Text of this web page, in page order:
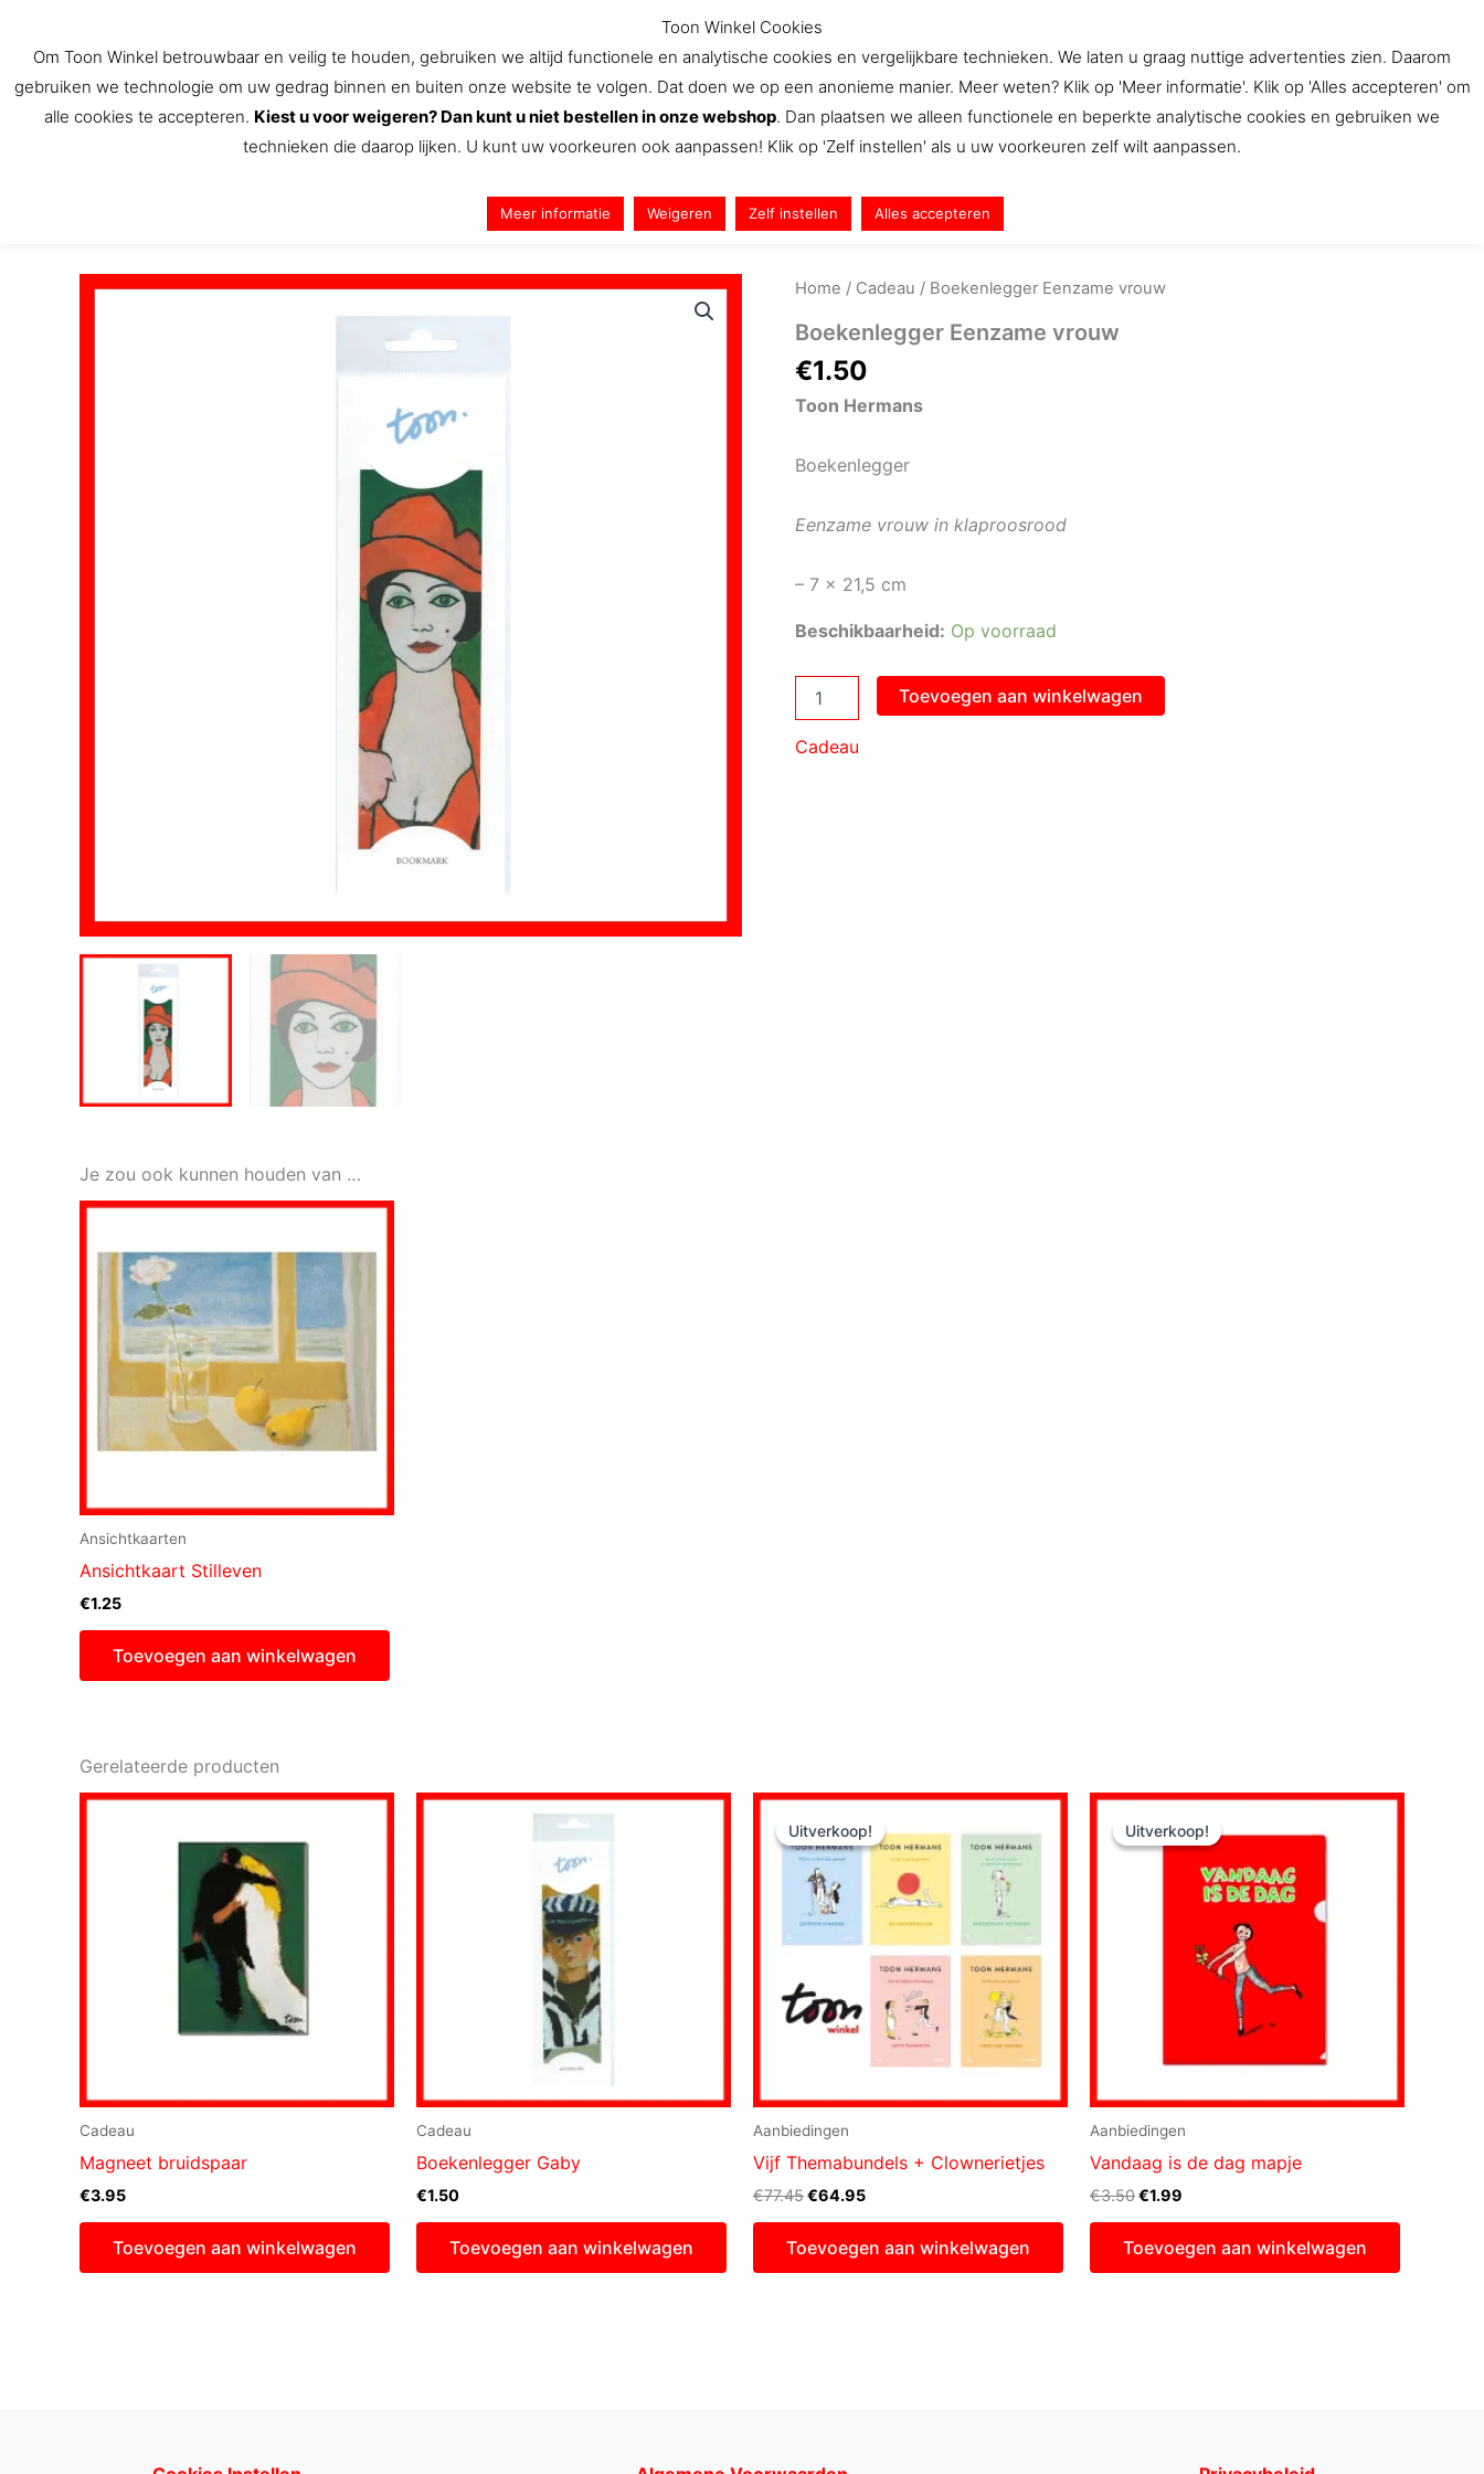
inhoud
Aanbiedingen Contact
Home / Cadeau / Boekenlegger Eenzame vrouw
Boekenlegger Eenzame vrouw
€1.50
Toon Hermans
Boekenlegger
Eenzame vrouw in klaproosrood
– 7 x 21,5 cm
Beschikbaarheid: Op voorraad
Boekenlegger
Eenzame
aantal
Toevoegen aan winkelwagen
Cadeau
Je zou ook kunnen houden van …
Ansichtkaarten
Ansichtkaart Stilleven
€1.25
Toevoegen aan winkelwagen
Gerelateerde producten
Cadeau
Magneet bruidspaar
€3.95
Toevoegen aan winkelwagen
Cadeau
Boekenlegger Gaby
€1.50
Toevoegen aan winkelwagen
Uitverkoop!
Uitverkoop!
Aanbiedingen
Vijf Themabundels + Clownerietjes
€77.45Oorspronkelijke
€77.45.
€64.95Huidige
€64.95.
Toevoegen aan winkelwagen
Uitverkoop!
Uitverkoop!
Aanbiedingen
Vandaag is de dag mapje
€3.50Oorspronkelijke
€3.50.
€1.99
€1.99.
Toevoegen aan winkelwagen
Toon Winkel Cookies
Om Toon Winkel betrouwbaar en veilig te houden, gebruiken we altijd functionele en analytische cookies en vergelijkbare technieken. We laten u graag nuttige advertenties zien. Daarom
gebruiken we technologie om uw gedrag binnen en buiten onze website te volgen. Dat doen we op een anonieme manier. Meer weten? Klik op 'Meer informatie'. Klik op 'Alles accepteren' om
alle cookies te accepteren. Kiest u voor weigeren? Dan kunt u niet bestellen in onze webshop. Dan plaatsen we alleen functionele en beperkte analytische cookies en gebruiken we
technieken die daarop lijken. U kunt uw voorkeuren ook aanpassen! Klik op 'Zelf instellen' als u uw voorkeuren zelf wilt aanpassen.
Meer informatie Weigeren Zelf instellen Alles accepteren